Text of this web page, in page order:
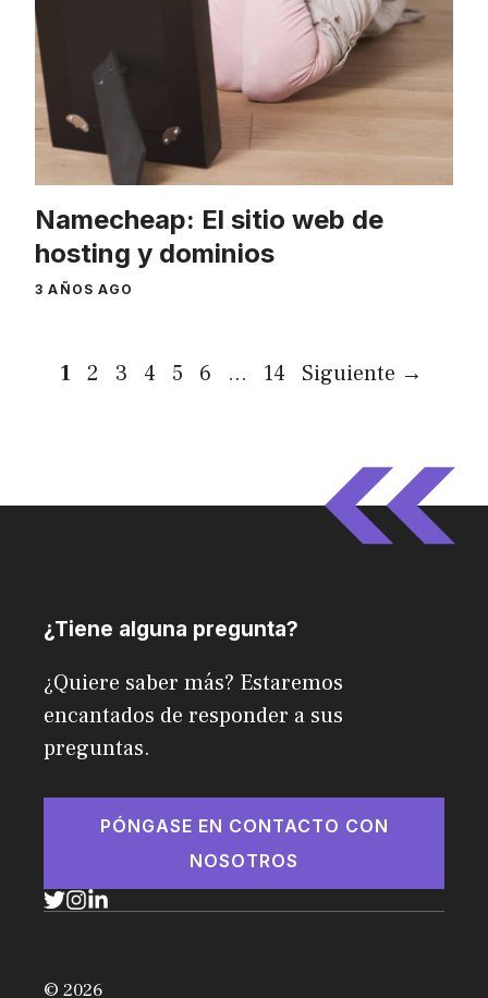
Namecheap: El sitio web de
hosting y dominios
3 AÑOS AGO
Página
1 Página
2 Página
3 Página
4 Página
5 Página
6 … Página
14 Siguiente →
¿Tiene alguna pregunta?
¿Quiere saber más? Estaremos
encantados de responder a sus
preguntas.
PÓNGASE EN CONTACTO CON
NOSOTROS
© 2026